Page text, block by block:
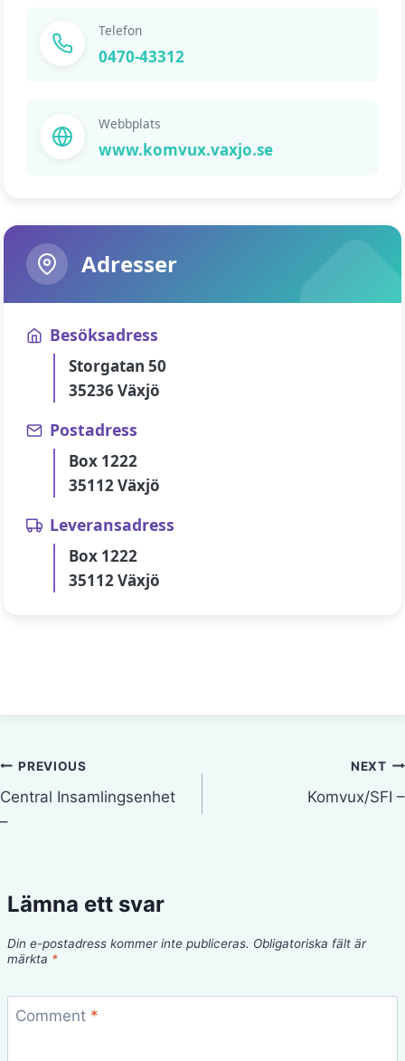
Telefon
0470-43312
Webbplats
www.komvux.vaxjo.se
Adresser
Besöksadress
Storgatan 50
35236 Växjö
Postadress
Box 1222
35112 Växjö
Leveransadress
Box 1222
35112 Växjö
Inläggsnavigering
PREVIOUS
Central Insamlingsenhet
–
NEXT
Komvux/SFI –
Lämna ett svar
Din e-postadress kommer inte publiceras. Obligatoriska fält är
märkta *
Comment *